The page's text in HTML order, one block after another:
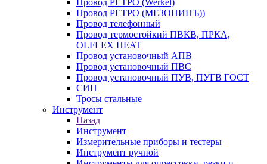
Провод РЕТРО (Werkel)
Провод РЕТРО (МЕЗОНИНЪ))
Провод телефонный
Провод термостойкий ПВКВ, ПРКА,
OLFLEX HEAT
Провод установочный АПВ
Провод установочный ПВС
Провод установочный ПУВ, ПУГВ ГОСТ
СИП
Тросы стальные
Инструмент
Назад
Инструмент
Измерительные приборы и тестеры
Инструмент ручной